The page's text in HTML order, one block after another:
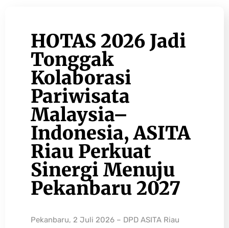
HOTAS 2026 Jadi
Tonggak
Kolaborasi
Pariwisata
Malaysia–
Indonesia, ASITA
Riau Perkuat
Sinergi Menuju
Pekanbaru 2027
Pekanbaru, 2 Juli 2026 – DPD ASITA Riau